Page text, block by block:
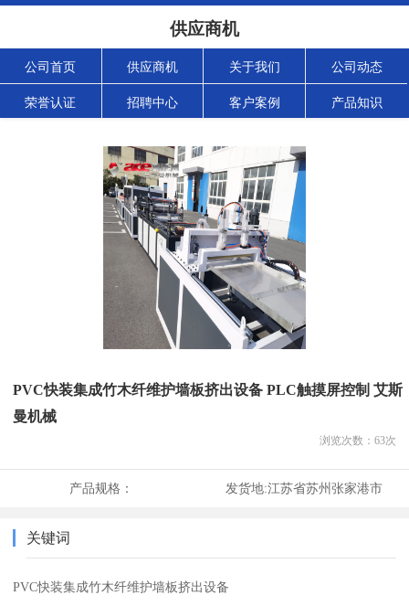
供应商机
公司首页 供应商机 关于我们 公司动态
荣誉认证 招聘中心 客户案例 产品知识
PVC快装集成竹木纤维护墙板挤出设备 PLC触摸屏控制 艾斯
曼机械
浏览次数： 63次
产品规格： 发货地:江苏省苏州张家港市
关键词
PVC快装集成竹木纤维护墙板挤出设备